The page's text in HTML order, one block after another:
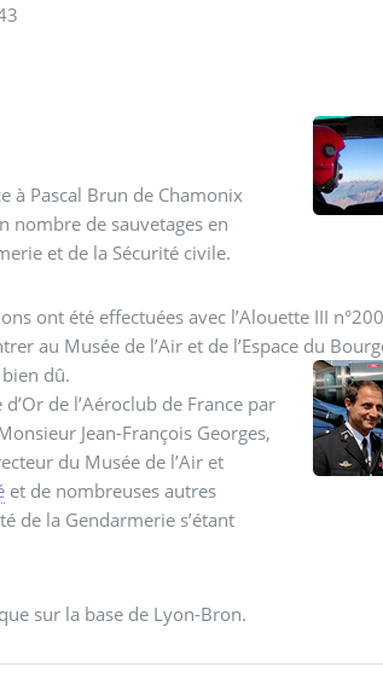
à Pascal Brun de Chamonix
nombre de sauvetages en
et de la Sécurité civile.
ont été effectuées avec l’Alouette III
au Musée de l’Air et de l’Espace du
dû.
de l’Aéroclub de France par
Jean-François Georges,
du Musée de l’Air et
et de nombreuses autres
de la Gendarmerie s’étant
sur la base de Lyon-Bron.